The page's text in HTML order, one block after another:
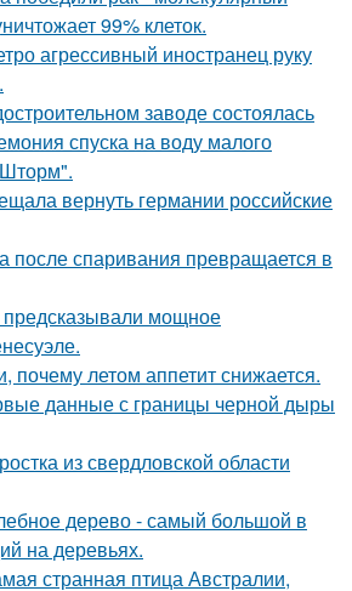
99% клеток.
агрессивный иностранец руку
заводе состоялась
спуска на воду малого
вернуть германии российские
после спаривания превращается в
мощное
почему летом аппетит снижается.
данные с границы черной дыры
из свердловской области
дерево - самый большой в
на деревьях.
странная птица Австралии,